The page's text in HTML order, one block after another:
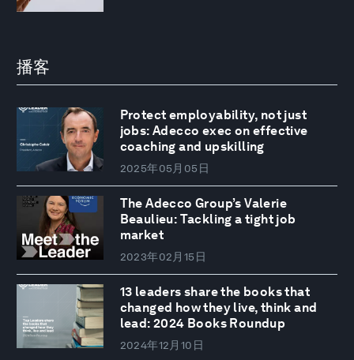
播客
Protect employability, not just
jobs: Adecco exec on effective
coaching and upskilling
2025年05月05日
The Adecco Group’s Valerie
Beaulieu: Tackling a tight job
market
2023年02月15日
13 leaders share the books that
changed how they live, think and
lead: 2024 Books Roundup
2024年12月10日